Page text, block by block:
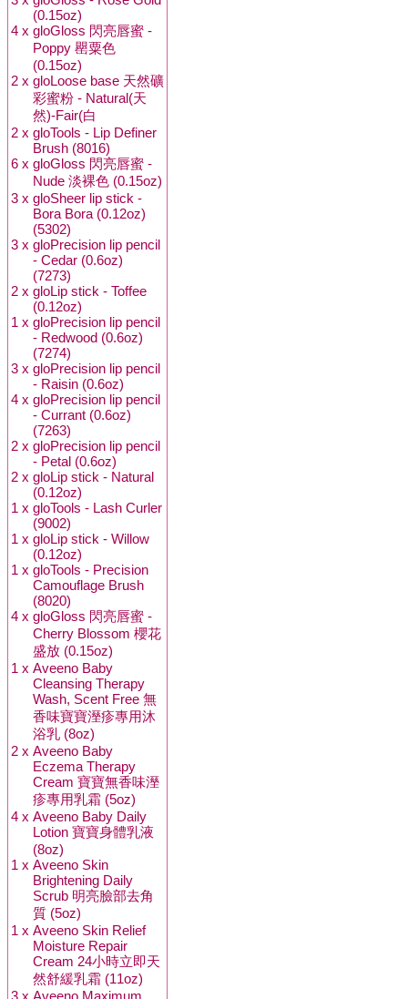
(0.15oz)
4 x gloGloss 閃亮唇蜜 -
Poppy 罌粟色
(0.15oz)
2 x gloLoose base 天然礦
彩蜜粉 - Natural(天
然)-Fair(白
2 x gloTools - Lip Definer
Brush (8016)
6 x gloGloss 閃亮唇蜜 -
Nude 淡裸色 (0.15oz)
3 x gloSheer lip stick -
Bora Bora (0.12oz)
(5302)
3 x gloPrecision lip pencil
- Cedar (0.6oz)
(7273)
2 x gloLip stick - Toffee
(0.12oz)
1 x gloPrecision lip pencil
- Redwood (0.6oz)
(7274)
3 x gloPrecision lip pencil
- Raisin (0.6oz)
4 x gloPrecision lip pencil
- Currant (0.6oz)
(7263)
2 x gloPrecision lip pencil
- Petal (0.6oz)
2 x gloLip stick - Natural
(0.12oz)
1 x gloTools - Lash Curler
(9002)
1 x gloLip stick - Willow
(0.12oz)
1 x gloTools - Precision
Camouflage Brush
(8020)
4 x gloGloss 閃亮唇蜜 -
Cherry Blossom 櫻花
盛放 (0.15oz)
1 x Aveeno Baby
Cleansing Therapy
Wash, Scent Free 無
香味寶寶溼疹專用沐
浴乳 (8oz)
2 x Aveeno Baby
Eczema Therapy
Cream 寶寶無香味溼
疹專用乳霜 (5oz)
4 x Aveeno Baby Daily
Lotion 寶寶身體乳液
(8oz)
1 x Aveeno Skin
Brightening Daily
Scrub 明亮臉部去角
質 (5oz)
1 x Aveeno Skin Relief
Moisture Repair
Cream 24小時立即天
然舒緩乳霜 (11oz)
3 x Aveeno Maximum